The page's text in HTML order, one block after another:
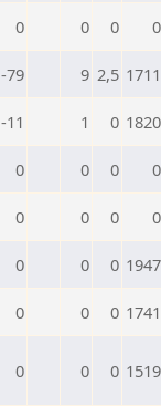
0 0 0 0
-79 9 2,5 1711
-11 1 0 1820
0 0 0 0
0 0 0 0
0 0 0 1947
0 0 0 1741
0 0 0 1519